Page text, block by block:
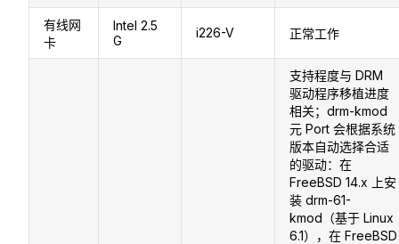
有线网
卡
Intel 2.5
G
i226-V 正常工作
支持程度与 DRM
驱动程序移植进度
相关；drm-kmod
元 Port 会根据系统
版本自动选择合适
的驱动：在
FreeBSD 14.x 上安
装 drm-61-
kmod（基于 Linux
6.1），在 FreeBSD